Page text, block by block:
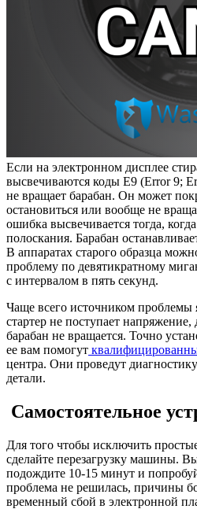
Если на электронном дисплее
высвечиваются коды Е9 (Error 9;
не вращает барабан. Он может
остановиться или вообще не
ошибка высвечивается тогда,
полоскания. Барабан
В аппаратах старого образца
проблему по девятикратному
с интервалом в пять секунд.
Чаще всего источником проблемы
стартер не поступает напряжение,
барабан не вращается. Точно
ее вам помогут
центра. Они проведут
детали.
Самостоятельное
Для того чтобы исключить
сделайте перезагрузку машины.
подождите 10-15 минут и
проблема не решилась, причины
временный сбой в электронной